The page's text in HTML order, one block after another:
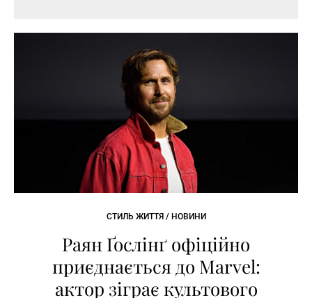
СТИЛЬ ЖИТТЯ / НОВИНИ
Раян Ґослінґ офіційно
приєднається до Marvel:
актор зіграє культового